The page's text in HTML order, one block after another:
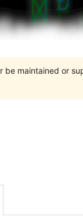
be maintained or